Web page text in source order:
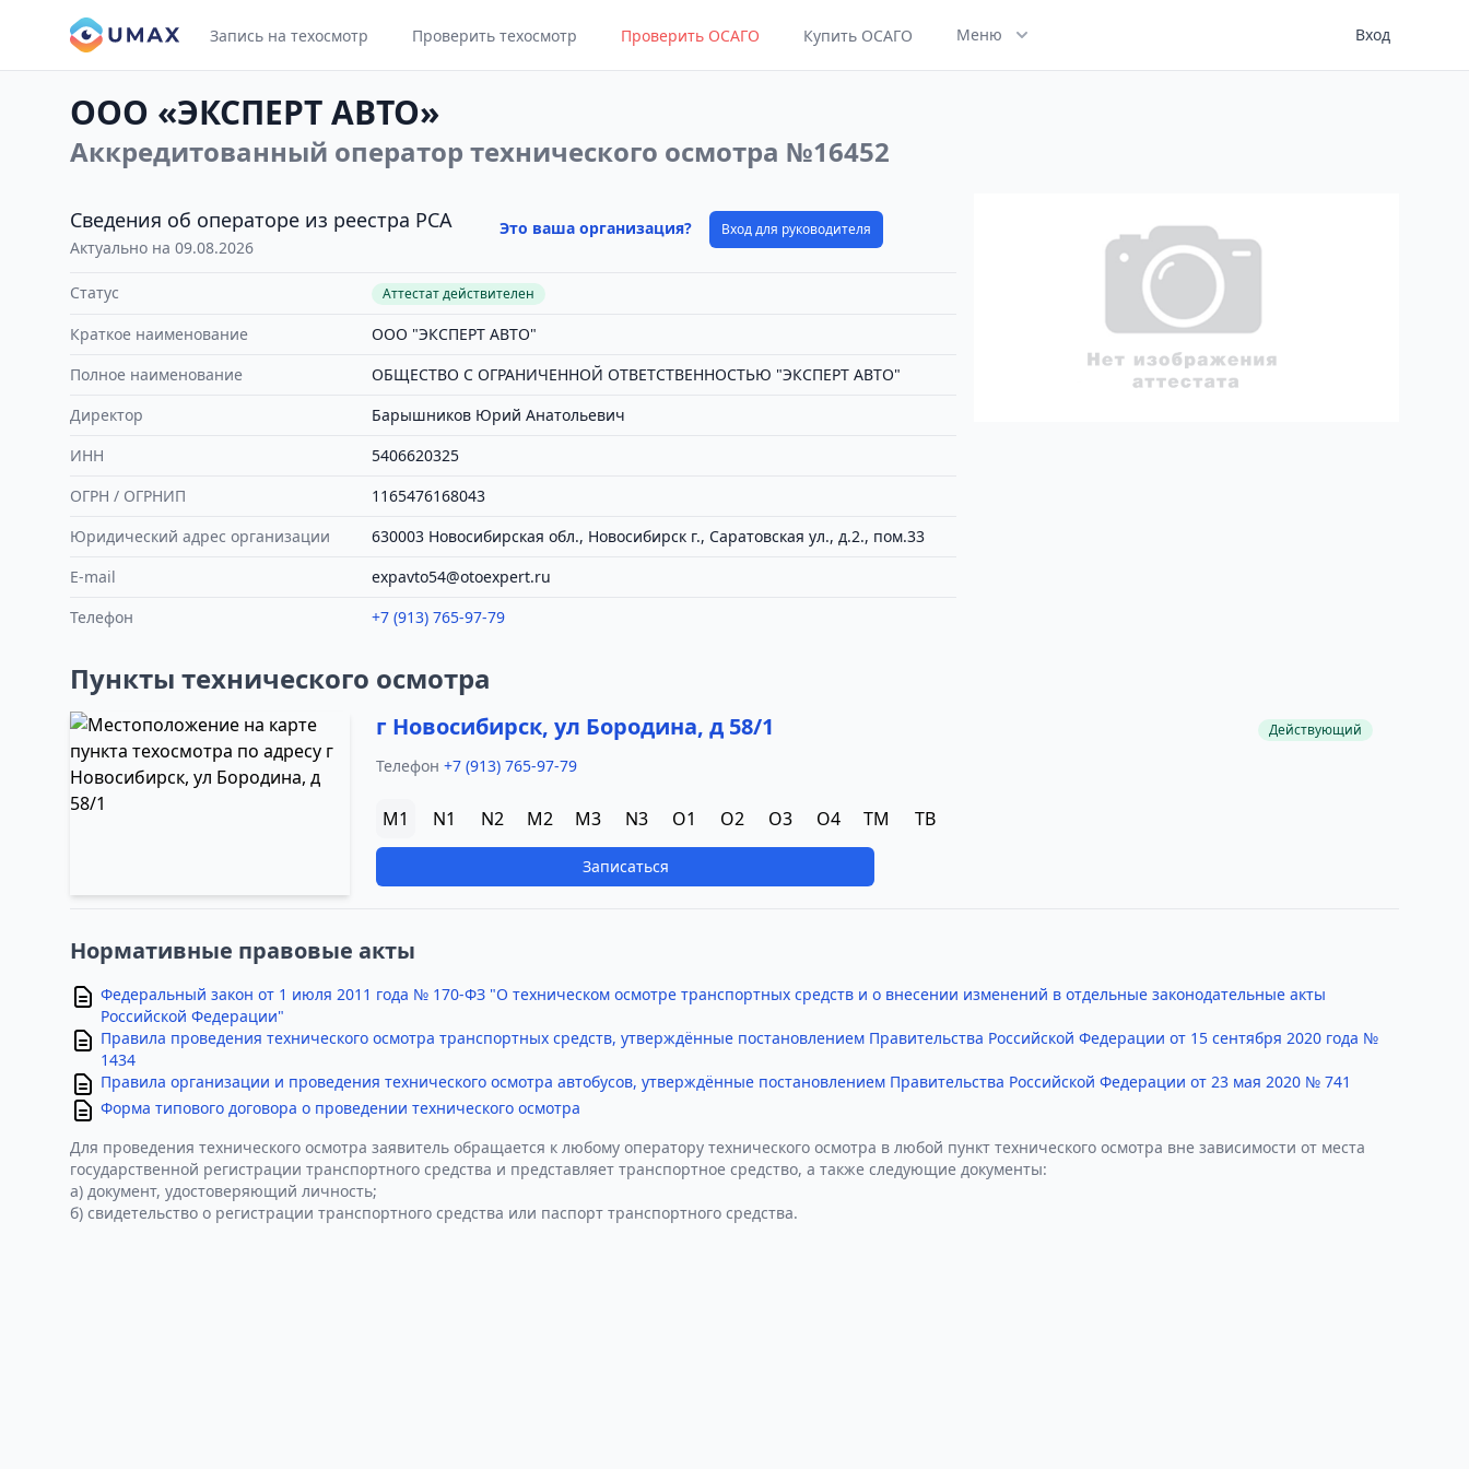
Запись на техосмотр Проверить техосмотр Проверить ОСАГО Купить ОСАГО Меню Вход
ООО «ЭКСПЕРТ АВТО»
Аккредитованный оператор технического осмотра №16452
Сведения об операторе из реестра РСА
Актуально на 09.08.2026
Это ваша организация? Вход для руководителя
Статус Аттестат действителен
Краткое наименование
ООО "ЭКСПЕРТ АВТО"
Полное наименование
ОБЩЕСТВО С ОГРАНИЧЕННОЙ ОТВЕТСТВЕННОСТЬЮ "ЭКСПЕРТ АВТО"
Директор
Барышников Юрий Анатольевич
ИНН
5406620325
ОГРН / ОГРНИП
1165476168043
Юридический адрес организации
630003 Новосибирская обл., Новосибирск г., Саратовская ул., д.2., пом.33
E-mail
expavto54@otoexpert.ru
Телефон
+7 (913) 765-97-79
Пункты технического осмотра
г Новосибирск, ул Бородина, д 58/1 Действующий
Телефон +7 (913) 765-97-79
M1 N1 N2 M2 M3 N3 O1 O2 O3 O4 TM TB
Записаться
Нормативные правовые акты
Федеральный закон от 1 июля 2011 года № 170-ФЗ "О техническом осмотре транспортных средств и о внесении изменений в отдельные законодательные акты
Российской Федерации"
Правила проведения технического осмотра транспортных средств, утверждённые постановлением Правительства Российской Федерации от 15 сентября 2020 года №
1434
Правила организации и проведения технического осмотра автобусов, утверждённые постановлением Правительства Российской Федерации от 23 мая 2020 № 741
Форма типового договора о проведении технического осмотра
Для проведения технического осмотра заявитель обращается к любому оператору технического осмотра в любой пункт технического осмотра вне зависимости от места
государственной регистрации транспортного средства и представляет транспортное средство, а также следующие документы:
а) документ, удостоверяющий личность;
б) свидетельство о регистрации транспортного средства или паспорт транспортного средства.